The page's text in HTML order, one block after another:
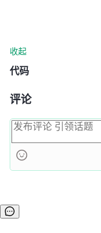
收起
代码
评论